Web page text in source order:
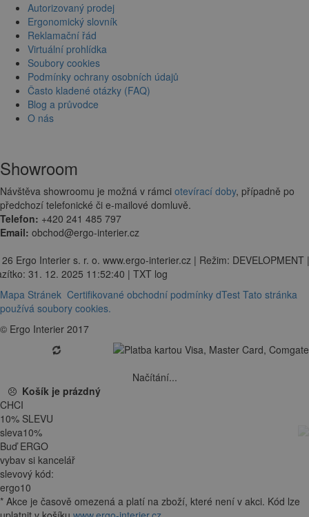
Autorizovaný prodej
Ergonomický slovník
Reklamační řád
Virtuální prohlídka
Soubory cookies
Podmínky ochrany osobních údajů
Často kladené otázky (FAQ)
Blog a průvodce
O nás
Showroom
Návštěva showroomu je možná v rámci otevírací doby, případně po
předchozí telefonické či e-mailové domluvě.
Telefon: +420 241 485 797
Email: obchod@ergo-interier.cz
Ergo Interier s. r. o. www.ergo-interier.cz | Režim: DEVELOPMENT |
31. 12. 2025 11:52:40 | TXT log
Mapa Stránek Certifikované obchodní podmínky dTest Tato stránka
používá soubory cookies.
© Ergo Interier 2017
Načítání...
Košík je prázdný
CHCI
10% SLEVU
sleva10%
Buď ERGO
vybav si kancelář
slevový kód:
ergo10
* Akce je časově omezená a platí na zboží, které není v akci. Kód lze